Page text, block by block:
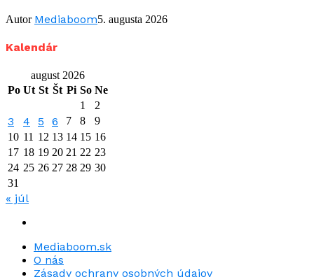
Autor Mediaboom5. augusta 2026
Kalendár
august 2026
Po Ut St Št Pi So Ne
1
2
3 4 5 6 7 8
9
10 11 12 13 14 15 16
17 18 19 20 21 22 23
24 25 26 27 28 29 30
31
« júl
Mediaboom.sk
O nás
Zásady ochrany osobných údajov